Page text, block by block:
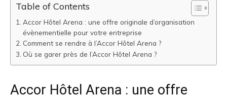
Table of Contents
Accor Hôtel Arena : une offre originale d’organisation
évènementielle pour votre entreprise
Comment se rendre à l’Accor Hôtel Arena ?
Où se garer près de l’Accor Hôtel Arena ?
Accor Hôtel Arena : une offre